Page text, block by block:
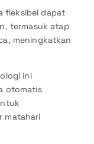
fleksibel dapat
termasuk atap
meningkatkan
ini
otomatis
matahari